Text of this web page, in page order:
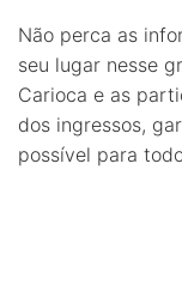
Não perca as
seu lugar nesse
Carioca e as
dos ingressos,
possível para